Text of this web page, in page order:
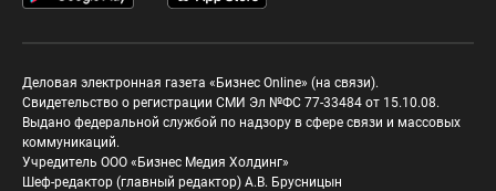
Деловая электронная газета «Бизнес Online» (на связи).
Свидетельство о регистрации СМИ Эл №ФС 77-33484 от 15.10.08.
Выдано федеральной службой по надзору в сфере связи и массовых
коммуникаций.
Учредитель ООО «Бизнес Медия Холдинг»
Шеф-редактор (главный редактор) А.В. Брусницын